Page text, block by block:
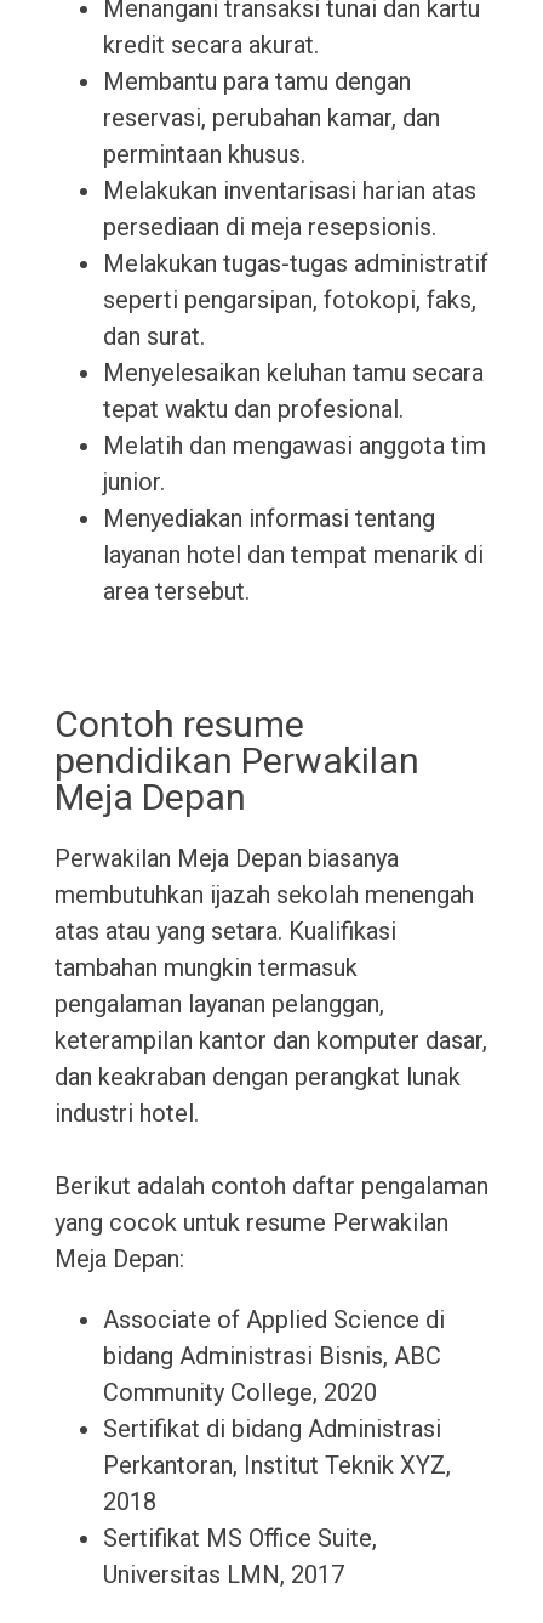
Menangani transaksi tunai dan kartu
kredit secara akurat.
Membantu para tamu dengan
reservasi, perubahan kamar, dan
permintaan khusus.
Melakukan inventarisasi harian atas
persediaan di meja resepsionis.
Melakukan tugas-tugas administratif
seperti pengarsipan, fotokopi, faks,
dan surat.
Menyelesaikan keluhan tamu secara
tepat waktu dan profesional.
Melatih dan mengawasi anggota tim
junior.
Menyediakan informasi tentang
layanan hotel dan tempat menarik di
area tersebut.
Contoh resume
pendidikan Perwakilan
Meja Depan
Perwakilan Meja Depan biasanya
membutuhkan ijazah sekolah menengah
atas atau yang setara. Kualifikasi
tambahan mungkin termasuk
pengalaman layanan pelanggan,
keterampilan kantor dan komputer dasar,
dan keakraban dengan perangkat lunak
industri hotel.
Berikut adalah contoh daftar pengalaman
yang cocok untuk resume Perwakilan
Meja Depan:
Associate of Applied Science di
bidang Administrasi Bisnis, ABC
Community College, 2020
Sertifikat di bidang Administrasi
Perkantoran, Institut Teknik XYZ,
2018
Sertifikat MS Office Suite,
Universitas LMN, 2017